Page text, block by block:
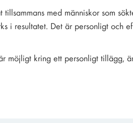
med människor som
i resultatet. Det är personligt och
möjligt kring ett personligt tillägg,